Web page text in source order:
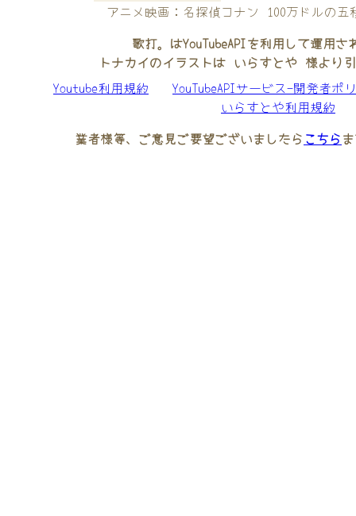
アニメ映画：名探偵コナン 100万ドルの五
歌打。はYouTubeAPIを利用して運用さ
トナカイのイラストは いらすとや 様より
Youtube利用規約
YouTubeAPIサービス-開発者ポ
いらすとや利用規約
業者様等、ご意見ご要望ございましたら こちら